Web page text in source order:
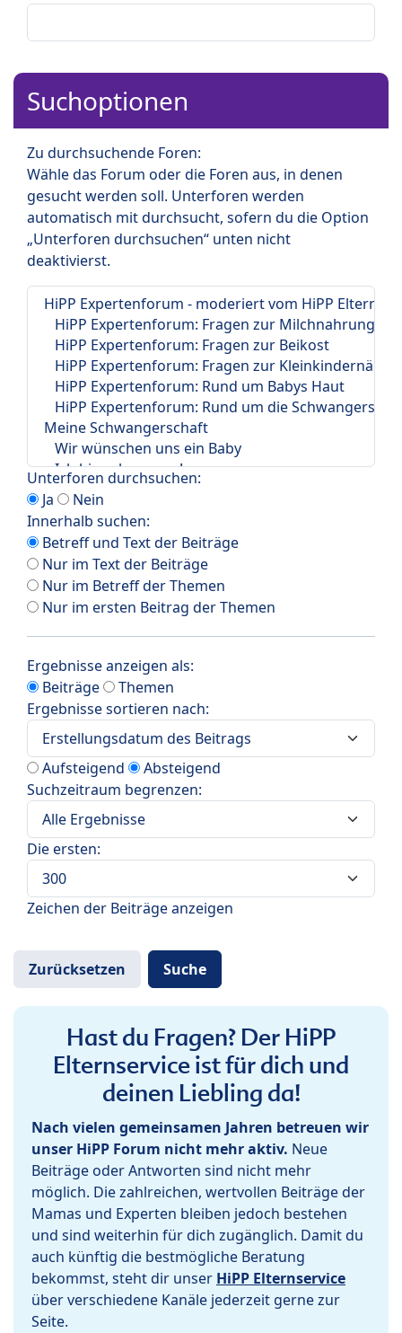
Suchoptionen
Zu durchsuchende Foren:
Wähle das Forum oder die Foren aus, in denen
gesucht werden soll. Unterforen werden
automatisch mit durchsucht, sofern du die Option
„Unterforen durchsuchen“ unten nicht
deaktivierst.
Unterforen durchsuchen:
Ja
Nein
Innerhalb suchen:
Betreff und Text der Beiträge
Nur im Text der Beiträge
Nur im Betreff der Themen
Nur im ersten Beitrag der Themen
Ergebnisse anzeigen als:
Beiträge
Themen
Ergebnisse sortieren nach:
Aufsteigend
Absteigend
Suchzeitraum begrenzen:
Die ersten:
Zeichen der Beiträge anzeigen
Hast du Fragen? Der HiPP
Elternservice ist für dich und
deinen Liebling da!
Nach vielen gemeinsamen Jahren betreuen wir
unser HiPP Forum nicht mehr aktiv. Neue
Beiträge oder Antworten sind nicht mehr
möglich. Die zahlreichen, wertvollen Beiträge der
Mamas und Experten bleiben jedoch bestehen
und sind weiterhin für dich zugänglich. Damit du
auch künftig die bestmögliche Beratung
bekommst, steht dir unser HiPP Elternservice
über verschiedene Kanäle jederzeit gerne zur
Seite.